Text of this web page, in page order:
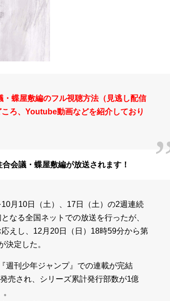
・蝶屋敷編のフル視聴方法（見逃し配信
ろ、Youtube動画などを紹介しており
会議・蝶屋敷編が放送されます！
月10日（土）、17日（土）の2週連続
なる全国ネットでの放送を行ったが、
えし、12月20日（日）18時59分から第
決定した。
週刊少年ジャンプ』での連載が完結
売され、シリーズ累計発行部数が1億